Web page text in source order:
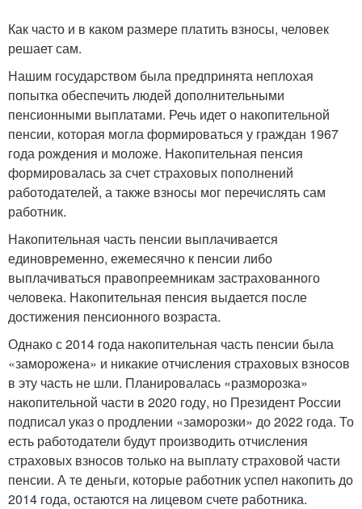
Как часто и в каком размере платить взносы, человек
решает сам.
Нашим государством была предпринята неплохая
попытка обеспечить людей дополнительными
пенсионными выплатами. Речь идет о накопительной
пенсии, которая могла формироваться у граждан 1967
года рождения и моложе. Накопительная пенсия
формировалась за счет страховых пополнений
работодателей, а также взносы мог перечислять сам
работник.
Накопительная часть пенсии выплачивается
единовременно, ежемесячно к пенсии либо
выплачиваться правопреемникам застрахованного
человека. Накопительная пенсия выдается после
достижения пенсионного возраста.
Однако с 2014 года накопительная часть пенсии была
«заморожена» и никакие отчисления страховых взносов
в эту часть не шли. Планировалась «разморозка»
накопительной части в 2020 году, но Президент России
подписал указ о продлении «заморозки» до 2022 года. То
есть работодатели будут производить отчисления
страховых взносов только на выплату страховой части
пенсии. А те деньги, которые работник успел накопить до
2014 года, остаются на лицевом счете работника.